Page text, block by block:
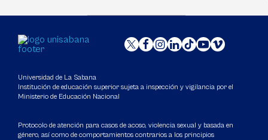
Universidad de La Sabana
Institución de educación superior sujeta a inspección y vigilancia por el
Ministerio de Educación Nacional
Protocolo de atención para casos de acoso, violencia sexual y basada en
género, así como de comportamientos contrarios a los principios